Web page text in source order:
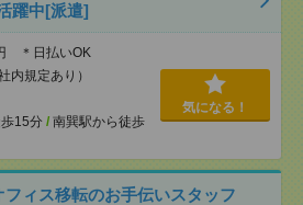
躍中[派遣]
＊日払いOK
内規定あり）
15分 / 南巽駅から徒歩
気になる！
フィス移転のお手伝いスタッフ